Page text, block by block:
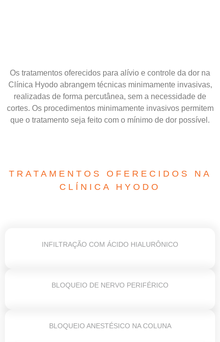
Os tratamentos oferecidos para alívio e controle da dor na
Clínica Hyodo abrangem técnicas minimamente invasivas,
realizadas de forma percutânea, sem a necessidade de
cortes. Os procedimentos minimamente invasivos permitem
que o tratamento seja feito com o mínimo de dor possível.
TRATAMENTOS OFERECIDOS NA
CLÍNICA HYODO
INFILTRAÇÃO COM ÁCIDO HIALURÔNICO
BLOQUEIO DE NERVO PERIFÉRICO
BLOQUEIO ANESTÉSICO NA COLUNA